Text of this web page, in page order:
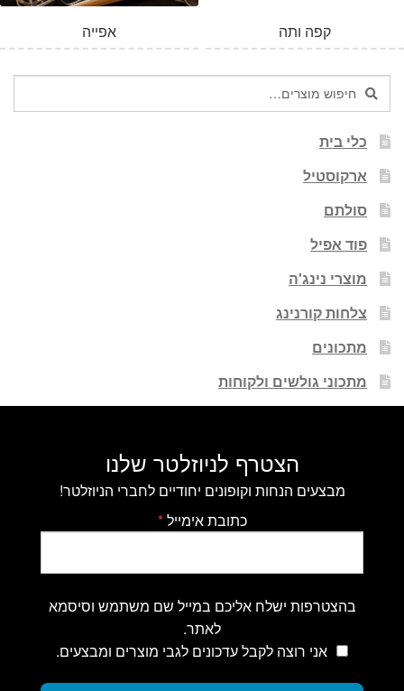
אפייה קפה ותה
חיפוש
עבור:
חיפוש
כלי בית
ארקוסטיל
סולתם
פוד אפיל
מוצרי נינג'ה
צלחות קורנינג
מתכונים
מתכוני גולשים ולקוחות
הצטרף לניוזלטר שלנו
מבצעים הנחות וקופונים יחודיים לחברי הניוזלטר!
כתובת אימייל*
בהצטרפות ישלח אליכם במייל שם משתמש וסיסמא
לאתר.
אני רוצה לקבל עדכונים לגבי מוצרים ומבצעים.